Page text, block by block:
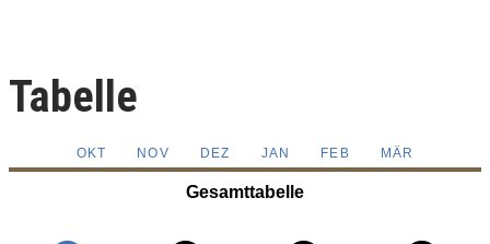
Tabelle
OKT NOV DEZ JAN FEB MÄR
Gesamttabelle